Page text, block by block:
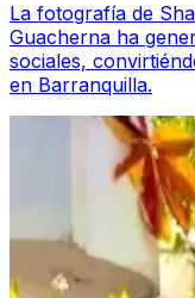
La fotografía de
Guacherna ha
sociales,
en Barranquilla.